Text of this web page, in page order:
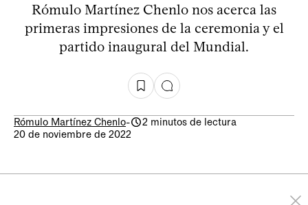
Rómulo Martínez Chenlo nos acerca las
primeras impresiones de la ceremonia y el
partido inaugural del Mundial.
Rómulo Martínez Chenlo-
2 minutos de lectura
20 de noviembre de 2022